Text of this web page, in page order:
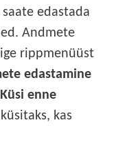
edastada
Andmete
rippmenüüst
edastamine
Küsi enne
kas